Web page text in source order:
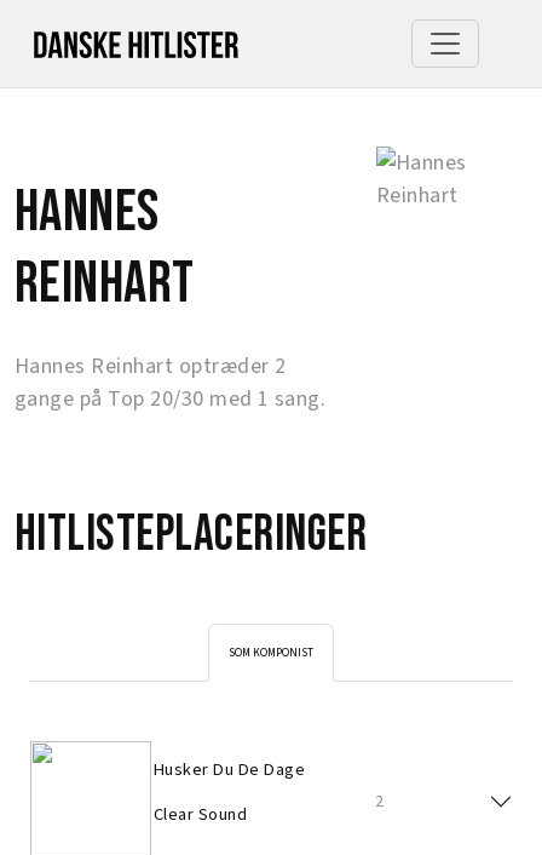
Hannes
Reinhart
Hannes Reinhart optræder 2
gange på Top 20/30 med 1 sang.
Hitlisteplaceringer
SOM KOMPONIST
Husker Du De Dage
Clear Sound
2